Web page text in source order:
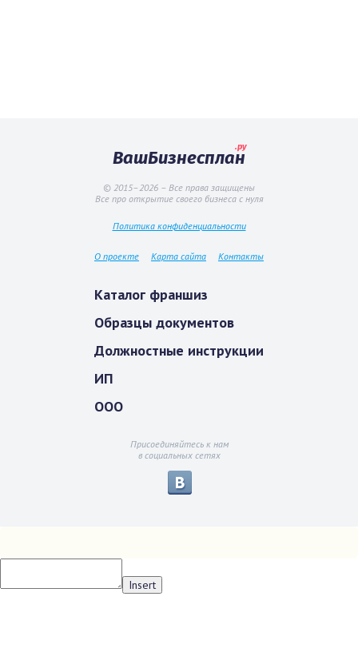
ВашБизнесплан
.ру
© 2015–2026 – Все права защищены
Все про открытие своего бизнеса с нуля
Политика конфиденциальности
О проекте Карта сайта Контакты
Каталог франшиз
Образцы документов
Должностные инструкции
ИП
ООО
Присоединяйтесь к нам
в социальных сетях
Insert